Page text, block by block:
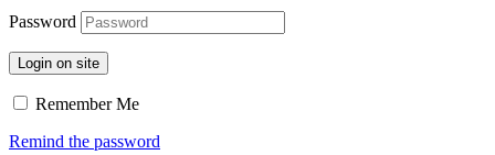
Password
Login on site
Remember Me
Remind the password